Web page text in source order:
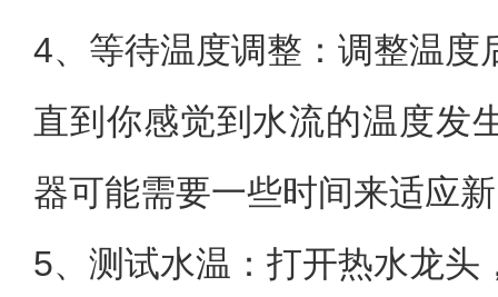
4、等待温度调整：调整温度
直到你感觉到水流的温度发
器可能需要一些时间来适应
5、测试水温：打开热水龙头